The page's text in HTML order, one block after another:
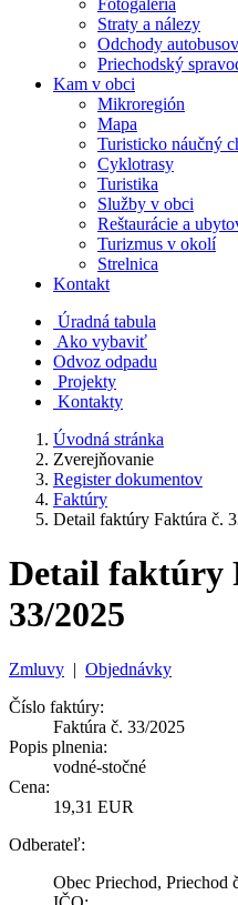
Fotogaléria
Straty a nálezy
Odchody autobusov
Priechodský
Kam v obci
Mikroregión
Mapa
Turisticko náučný
Cyklotrasy
Turistika
Služby v obci
Reštaurácie a
Turizmus v okolí
Strelnica
Kontakt
Úradná tabula
Ako vybaviť
Odvoz odpadu
Projekty
Kontakty
Úvodná stránka
Zverejňovanie
Register dokumentov
Faktúry
Detail faktúry Faktúra č.
Detail faktúry
33/2025
Zmluvy | Objednávky
Číslo faktúry:
Faktúra č. 33/2025
Popis plnenia:
vodné-stočné
Cena:
19,31 EUR
Odberateľ:
Obec Priechod, Priechod